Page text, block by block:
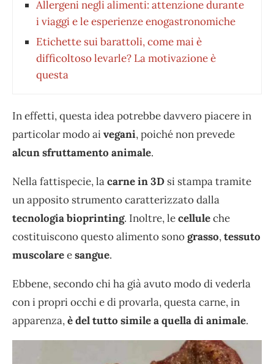
Allergeni negli alimenti: attenzione durante
i viaggi e le esperienze enogastronomiche
Etichette sui barattoli, come mai è
difficoltoso levarle? La motivazione è
questa
In effetti, questa idea potrebbe davvero piacere in
particolar modo aivegani, poiché non prevede
alcun sfruttamento animale.
Nella fattispecie, lacarne in 3D si stampa tramite
un apposito strumento caratterizzato dalla
tecnologia bioprinting. Inoltre, lecelluleche
costituiscono questo alimento sonograsso,tessuto
muscolareesangue.
Ebbene, secondo chi ha già avuto modo di vederla
con i propri occhi e di provarla, questa carne, in
apparenza,è del tutto simile a quella di animale.